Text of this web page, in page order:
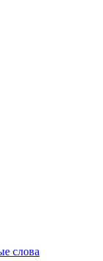
слова